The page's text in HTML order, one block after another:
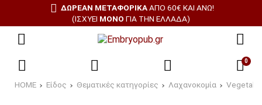
ΔΩΡΕΑΝ ΜΕΤΑΦΟΡΙΚΑΑΠΌ 60€ ΚΑΙ ΆΝΩ!
(ΙΣΧΎΕΙ ΜΌΝΟ ΓΙΑ ΤΗΝ ΕΛΛΆΔΑ)
0
HOME Είδος Θεματικές κατηγορίες Λαχανοκομία